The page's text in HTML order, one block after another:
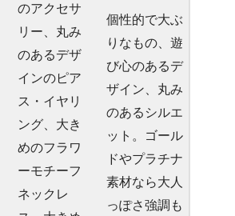
のアクセサ
リー、丸み
のあるデザ
インのピア
ス・イヤリ
ング、大き
めのフラワ
ーモチーフ
ネックレ
個性的で大ぶ
りなもの、遊
び心のあるデ
ザイン、丸み
のあるシルエ
ット。ゴール
ドやプラチナ
素材なら大人
っぽさ強調も